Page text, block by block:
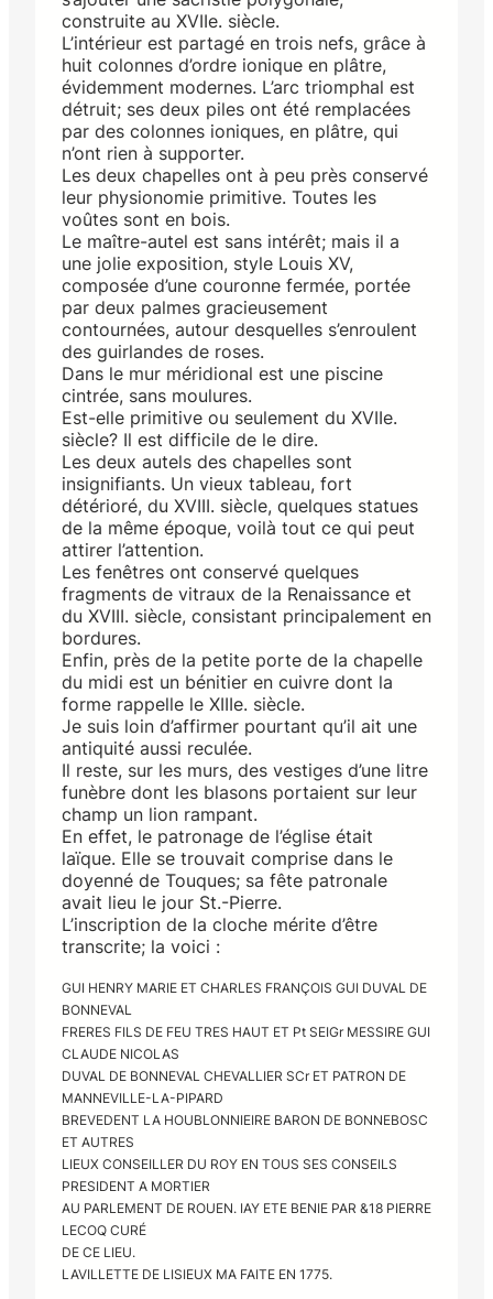
construite au XVIIe. siècle.
L’intérieur est partagé en trois nefs, grâce à
huit colonnes d’ordre ionique en plâtre,
évidemment modernes. L’arc triomphal est
détruit; ses deux piles ont été remplacées
par des colonnes ioniques, en plâtre, qui
n’ont rien à supporter.
Les deux chapelles ont à peu près conservé
leur physionomie primitive. Toutes les
voûtes sont en bois.
Le maître-autel est sans intérêt; mais il a
une jolie exposition, style Louis XV,
composée d’une couronne fermée, portée
par deux palmes gracieusement
contournées, autour desquelles s’enroulent
des guirlandes de roses.
Dans le mur méridional est une piscine
cintrée, sans moulures.
Est-elle primitive ou seulement du XVIIe.
siècle? Il est difficile de le dire.
Les deux autels des chapelles sont
insignifiants. Un vieux tableau, fort
détérioré, du XVIII. siècle, quelques statues
de la même époque, voilà tout ce qui peut
attirer l’attention.
Les fenêtres ont conservé quelques
fragments de vitraux de la Renaissance et
du XVIII. siècle, consistant principalement en
bordures.
Enfin, près de la petite porte de la chapelle
du midi est un bénitier en cuivre dont la
forme rappelle le XIIIe. siècle.
Je suis loin d’affirmer pourtant qu’il ait une
antiquité aussi reculée.
Il reste, sur les murs, des vestiges d’une litre
funèbre dont les blasons portaient sur leur
champ un lion rampant.
En effet, le patronage de l’église était
laïque. Elle se trouvait comprise dans le
doyenné de Touques; sa fête patronale
avait lieu le jour St.-Pierre.
L’inscription de la cloche mérite d’être
transcrite; la voici :
GUI HENRY MARIE ET CHARLES FRANÇOIS GUI DUVAL DE
BONNEVAL
FRERES FILS DE FEU TRES HAUT ET Pt SEIGr MESSIRE GUI
CLAUDE NICOLAS
DUVAL DE BONNEVAL CHEVALLIER SCr ET PATRON DE
MANNEVILLE-LA-PIPARD
BREVEDENT LA HOUBLONNIEIRE BARON DE BONNEBOSC
ET AUTRES
LIEUX CONSEILLER DU ROY EN TOUS SES CONSEILS
PRESIDENT A MORTIER
AU PARLEMENT DE ROUEN. IAY ETE BENIE PAR &18 PIERRE
LECOQ CURÉ
DE CE LIEU.
LAVILLETTE DE LISIEUX MA FAITE EN 1775.